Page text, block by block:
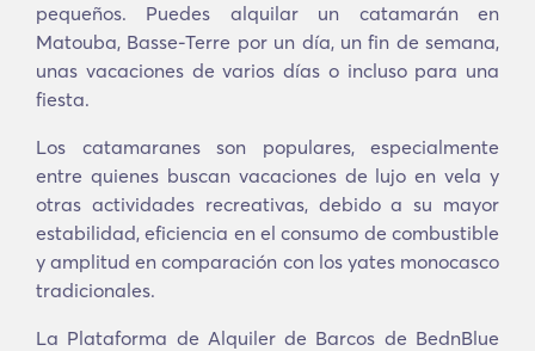
pequeños. Puedes alquilar un catamarán en
Matouba, Basse-Terre por un día, un fin de semana,
unas vacaciones de varios días o incluso para una
fiesta.
Los catamaranes son populares, especialmente
entre quienes buscan vacaciones de lujo en vela y
otras actividades recreativas, debido a su mayor
estabilidad, eficiencia en el consumo de combustible
y amplitud en comparación con los yates monocasco
tradicionales.
La Plataforma de Alquiler de Barcos de BednBlue